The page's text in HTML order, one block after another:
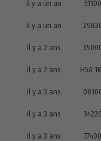
il y a un an 51100
il y a un an
il y a 2 ans
il y a 2 ans H5A
il y a 3 ans
il y a 3 ans 34220
il y a 3 ans 77400